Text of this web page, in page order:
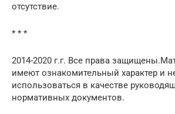
отсутствие.
* * *
2014-2020 г.г. Все права
имеют ознакомительный характер и
использоваться в качестве
нормативных документов.